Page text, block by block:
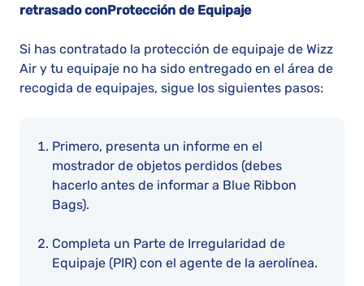
retrasado conProtección de Equipaje
Si has contratado la protección de equipaje de Wizz
Air y tu equipaje no ha sido entregado en el área de
recogida de equipajes, sigue los siguientes pasos:
Primero, presenta un informe en el
mostrador de objetos perdidos (debes
hacerlo antes de informar a Blue Ribbon
Bags).
Completa un Parte de Irregularidad de
Equipaje (PIR) con el agente de la aerolínea.